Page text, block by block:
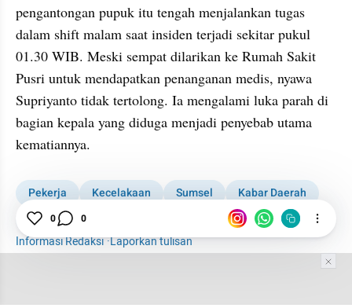
pengantongan pupuk itu tengah menjalankan tugas
dalam shift malam saat insiden terjadi sekitar pukul
01.30 WIB. Meski sempat dilarikan ke Rumah Sakit
Pusri untuk mendapatkan penanganan medis, nyawa
Supriyanto tidak tertolong. Ia mengalami luka parah di
bagian kepala yang diduga menjadi penyebab utama
kematiannya.
Pekerja Kecelakaan Sumsel
Kabar Daerah
1001 media online
Kecelakaan Kerja
Informasi Redaksi·Laporkan tulisan
0 0